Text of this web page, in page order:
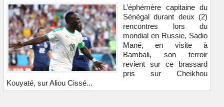
L’éphémère capitaine du
Sénégal durant deux (2)
rencontres lors du
mondial en Russie, Sadio
Mané, en visite à
Bambali, son terroir
revient sur ce brassard
pris sur Cheikhou
Kouyaté, sur Aliou Cissé...